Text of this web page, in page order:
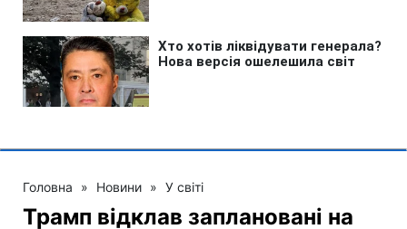
Головна » Новини » У світі
Трамп відклав заплановані на